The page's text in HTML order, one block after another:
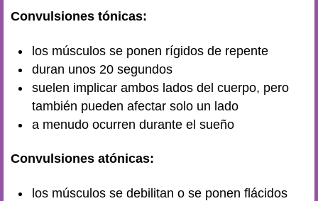
Convulsiones tónicas:
los músculos se ponen rígidos de repente
duran unos 20 segundos
suelen implicar ambos lados del cuerpo, pero
también pueden afectar solo un lado
a menudo ocurren durante el sueño
Convulsiones atónicas:
los músculos se debilitan o se ponen flácidos